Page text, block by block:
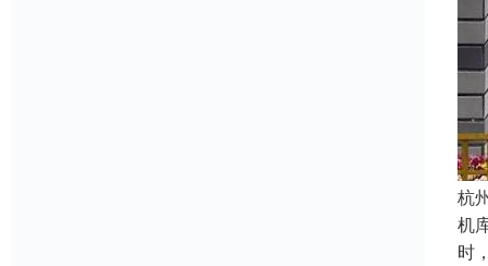
杭
机
时